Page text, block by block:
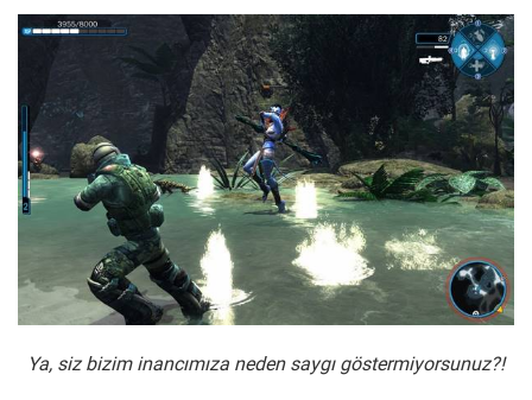
Ya, siz bizim inancımıza neden saygı göstermiyorsunuz?!